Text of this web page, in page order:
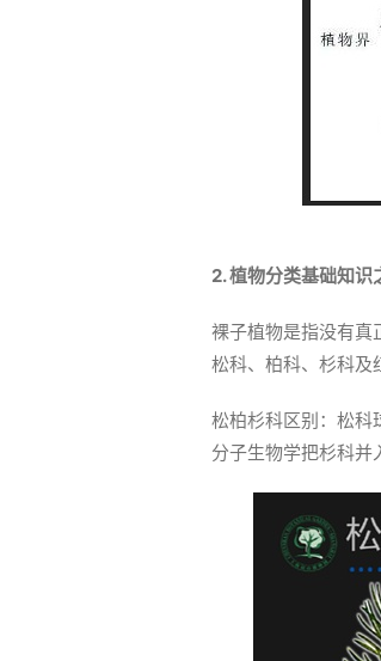
2. 植物分类基础知识
裸子植物是指没有真
松科、柏科、杉科及
松柏杉科区别：松科
分子生物学把杉科并